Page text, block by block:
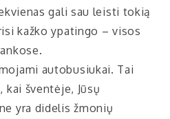
gali sau leisti tokią
kažko ypatingo – visos
autobusiukai. Tai
šventėje, Jūsų
yra didelis žmonių